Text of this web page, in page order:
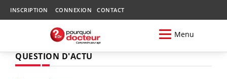
INSCRIPTION CONNEXION CONTACT
Menu
QUESTION D'ACTU